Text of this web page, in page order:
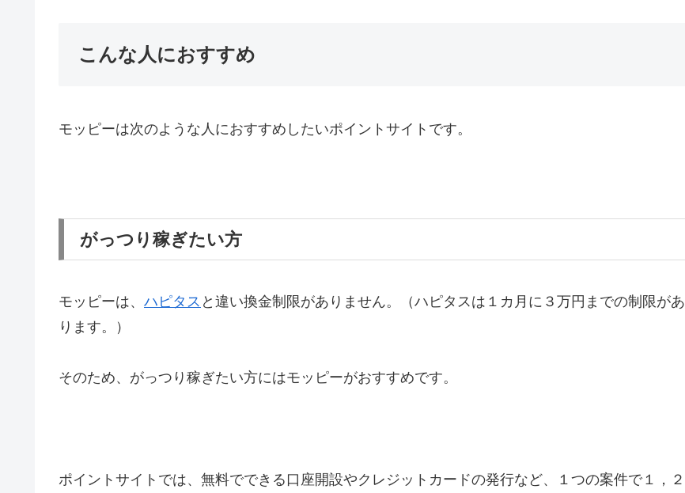
こんな人におすすめ
モッピーは次のような人におすすめしたいポイントサイトです。
がっつり稼ぎたい方
モッピーは、 ハピタス と違い換金制限がありません。（ハピタスは１カ月に３万円までの制限があ
ります。）
そのため、がっつり稼ぎたい方にはモッピーがおすすめです。
ポイントサイトでは、無料でできる口座開設やクレジットカードの発行など、１つの案件で１，２